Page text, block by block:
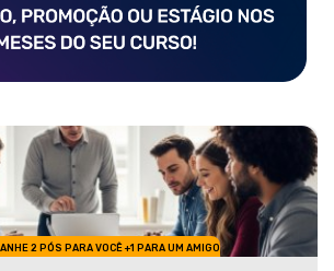
2 PÓS PARA VOCÊ +1 PARA UM AMIGO